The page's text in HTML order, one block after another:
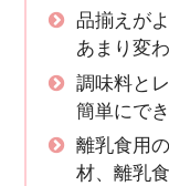
品揃えが
あまり変
調味料と
簡単にでき
離乳食用
材、離乳